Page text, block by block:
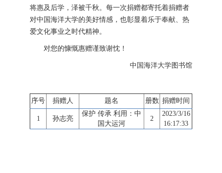
将惠及后学，泽被千秋。每一次捐赠都寄托着捐赠者
对中国海洋大学的美好情感，也彰显着乐于奉献、热
爱文化事业之时代精神。
对您的慷慨惠赠谨致谢忱！
中国海洋大学图书馆
序号 捐赠人 题名 册数 捐赠时间
1 孙志亮
保护 传承 利用：中
国大运河
2
2023/3/16
16:17:33